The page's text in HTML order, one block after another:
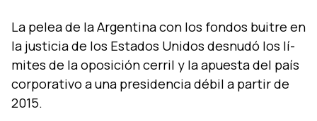
La pelea de la Argentina con los fondos buitre en
la justicia de los Estados Unidos desnudó los lí­
mites de la oposición cerril y la apuesta del paí­s
corporativo a una presidencia débil a partir de
2015.